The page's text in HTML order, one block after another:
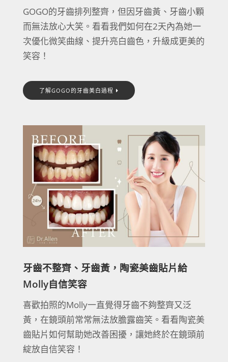
GOGO的牙齒排列整齊，但因牙齒黃、牙齒小顆
而無法放心大笑。看看我們如何在2天內為她一
次優化微笑曲線、提升亮白齒色，升級成更美的
笑容！
了解GOGO的牙齒美白過程
牙齒不整齊、牙齒黃，陶瓷美齒貼片給
Molly自信笑容
喜歡拍照的Molly一直覺得牙齒不夠整齊又泛
黃，在鏡頭前常常無法放膽露齒笑。看看陶瓷美
齒貼片如何幫助她改善困擾，讓她終於在鏡頭前
綻放自信笑容！